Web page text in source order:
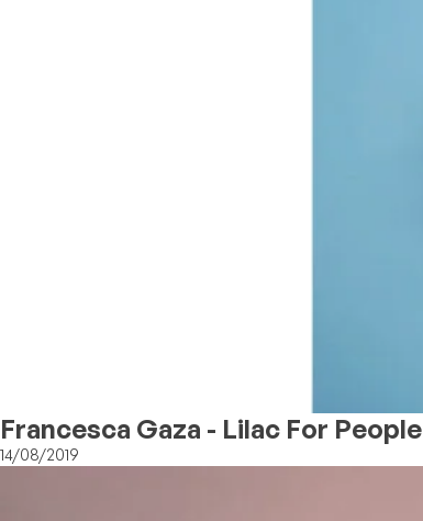
Francesca Gaza - Lilac For People
14/08/2019